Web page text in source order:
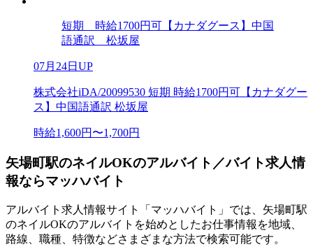
短期 時給1700円可【カナダグース】中国
語通訳 松坂屋
07月24日UP
株式会社iDA/20099530 短期 時給1700円可【カナダグー
ス】中国語通訳 松坂屋
時給1,600円〜1,700円
矢場町駅のネイルOKのアルバイト／バイト求人情
報ならマッハバイト
アルバイト求人情報サイト「マッハバイト」では、矢場町駅
のネイルOKのアルバイトを始めとしたお仕事情報を地域、
路線、職種、特徴などさまざまな方法で検索可能です。